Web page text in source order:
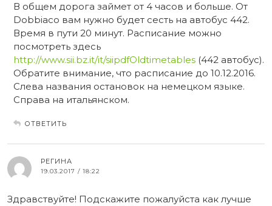
В общем дорога займет от 4 часов и больше. От
Dobbiaco вам нужно будет сесть на автобус 442.
Время в пути 20 минут. Расписание можно
посмотреть здесь
http://www.sii.bz.it/it/siipdfOldtimetables (442 автобус).
Обратите внимание, что расписание до 10.12.2016.
Слева названия остановок на немецком языке.
Справа на итальянском.
ОТВЕТИТЬ
РЕГИНА
19.03.2017 / 18:22
Здравствуйте! Подскажите пожалуйста как лучше